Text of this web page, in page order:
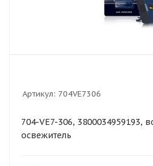
Артикул: 704VE7306
704-VE7-306,
освежитель